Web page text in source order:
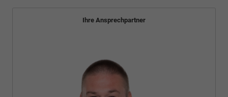
Ihre Ansprechpartner